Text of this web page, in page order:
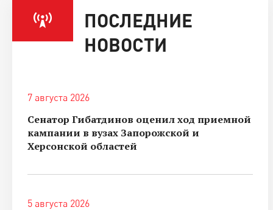
ПОСЛЕДНИЕ
НОВОСТИ
7 августа 2026
Сенатор Гибатдинов оценил ход приемной
кампании в вузах Запорожской и
Херсонской областей
5 августа 2026